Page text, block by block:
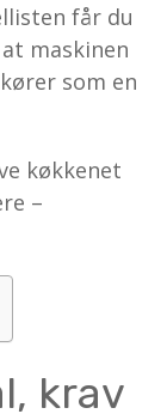
får du
maskinen
som en
køkkenet
–
krav